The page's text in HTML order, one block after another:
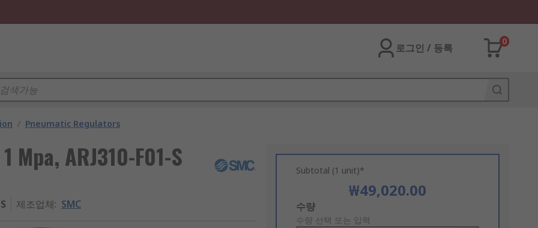
로그인 / 등록
0
/ Pneumatic Regulators
Mpa, ARJ310-F01-S
제조업체: SMC
Subtotal (1 unit)*
₩49,020.00
Add
to
수량
수량 선택 또는 입력